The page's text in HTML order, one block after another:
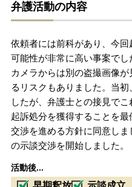
弁護活動の内容
依頼者には前科があり、今
可能性が非常に高い事案で
カメラからは別の盗撮画像
るリスクもありました。当
したが、弁護士との接見で
起訴処分を獲得することを
交渉を進める方針に同意し
の示談交渉を開始しました。
活動後...